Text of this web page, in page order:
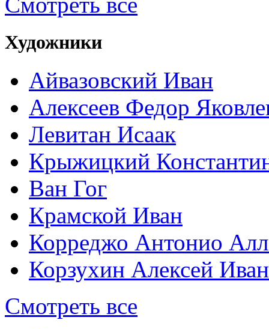
Художники
Айвазовский Иван
Алексеев Федор
Левитан Исаак
Крыжицкий
Ван Гог
Крамской Иван
Корреджо Антонио
Корзухин Алексей
Смотреть все